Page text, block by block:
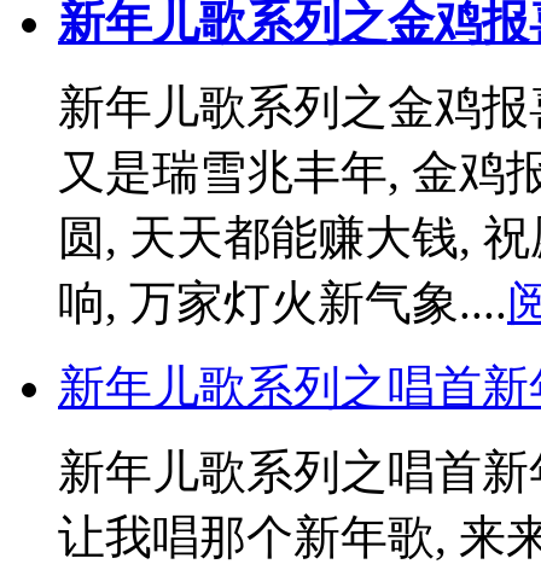
新年儿歌系列之金鸡
新年儿歌系列之金鸡
又是瑞雪兆丰年, 金鸡
圆, 天天都能赚大钱,
响, 万家灯火新气象....
新年儿歌系列之唱首
新年儿歌系列之唱首
让我唱那个新年歌, 来